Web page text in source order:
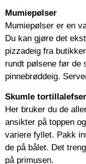
Mumiepølser
Mumiepølser er en
Du kan gjøre det
pizzadeig fra
rundt pølsene før de
pinnebrøddeig.
Skumle tortillalefser
Her bruker du de
ansikter på toppen
variere fyllet. Pakk
de på bålet. Det
på primusen.